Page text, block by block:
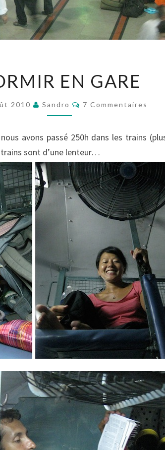
EN
EN GARE
2010 Sandro Commentaires
7 Commentaires
avons passé 250h dans les trains
sont d’une lenteur…